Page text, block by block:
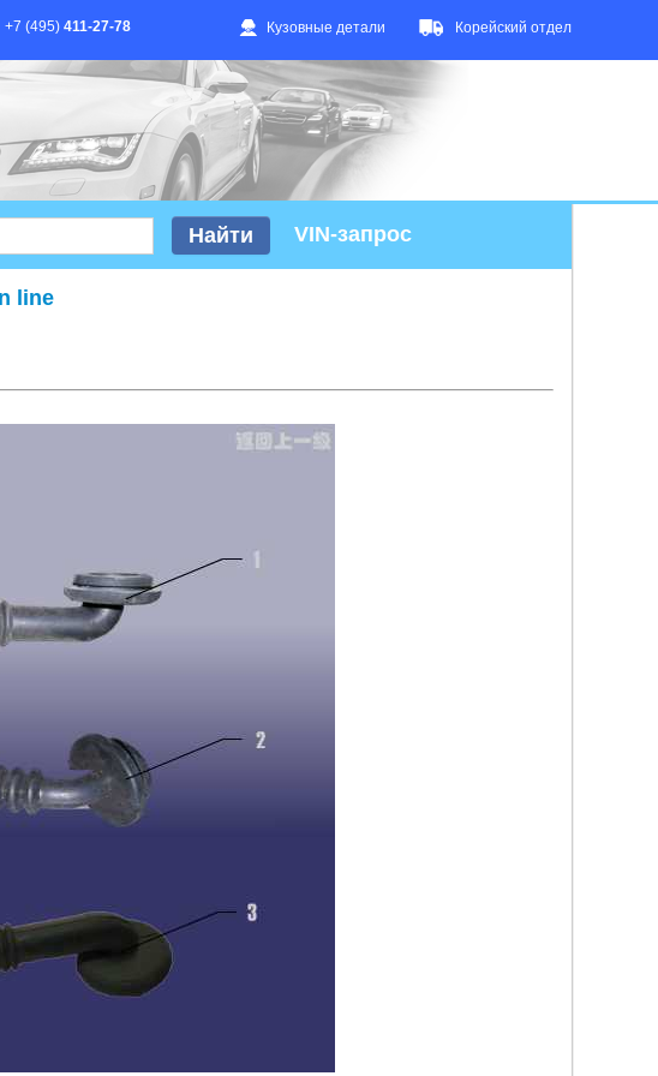
Кузовные детали Корейский отдел
+7 (495) 411-27-78
VIN-запрос
line